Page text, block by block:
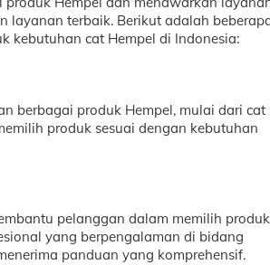
layanan terbaik. Berikut adalah
kebutuhan cat Hempel di Indonesia:
berbagai produk Hempel, mulai dari cat
produk sesuai dengan kebutuhan
pelanggan dalam memilih produk
yang berpengalaman di bidang
panduan yang komprehensif.